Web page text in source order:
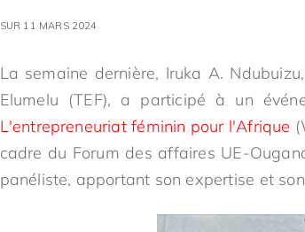
SUR 11 MARS 2024
La semaine dernière, Iruka A.
Elumelu (TEF), a participé à un
L'entrepreneuriat féminin pour l'Afrique
cadre du Forum des affaires UE-
panéliste, apportant son expertise et